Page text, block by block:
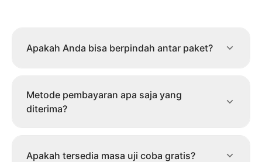
Apakah Anda bisa berpindah antar paket?
Metode pembayaran apa saja yang
diterima?
Apakah tersedia masa uji coba gratis?